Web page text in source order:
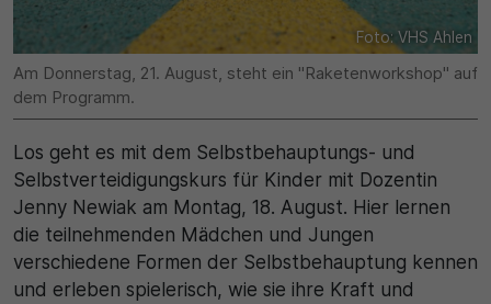
Foto: VHS Ahlen
Am Donnerstag, 21. August, steht ein "Raketenworkshop" auf
dem Programm.
Los geht es mit dem Selbstbehauptungs- und
Selbstverteidigungskurs für Kinder mit Dozentin
Jenny Newiak am Montag, 18. August. Hier lernen
die teilnehmenden Mädchen und Jungen
verschiedene Formen der Selbstbehauptung kennen
und erleben spielerisch, wie sie ihre Kraft und
Laufzeit
1 Jahr
Zweck
Dieser Wert speichert Ihre Consent-Einstellungen.
Unter anderem eine zufällig generierte ID, für die
historische Speicherung Ihrer vorgenommen
Einstellungen, falls der Webseiten-Betreiber dies
Wird für statistische Zwecke verwendet, um Details
wie die eindeutige Besucher-ID zu speichern.
Name
_pk_ses\..*$
Anbieter
Matomo